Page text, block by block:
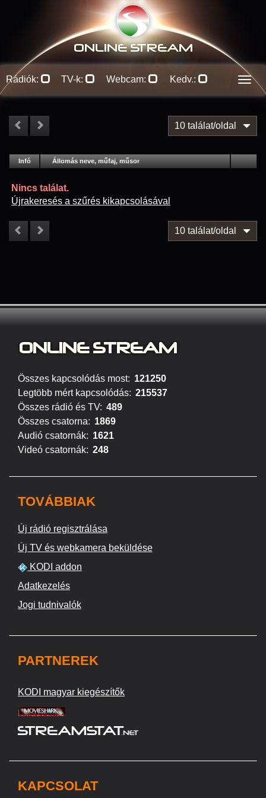
ONLINE STREAM
Rádiók: TV-k: Webcam: Kedv.:
10 találat/oldal
Infó Lejátszás
Állomás neve, műfaj, műsor
Nincs találat.
Újrakeresés a szűrés kikapcsolásával
10 találat/oldal
ONLINE STREAM
Összes kapcsolódás most: 121250
Legtöbb mért kapcsolódás: 215537
Összes rádió és TV: 489
Összes csatorna: 1869
Audió csatornák: 1621
Videó csatornák: 248
TOVÁBBIAK
Új rádió regisztrálása
Új TV és webkamera beküldése
KODI addon
Adatkezelés
Jogi tudnivalók
PARTNEREK
KODI magyar kiegészítők
KAPCSOLAT